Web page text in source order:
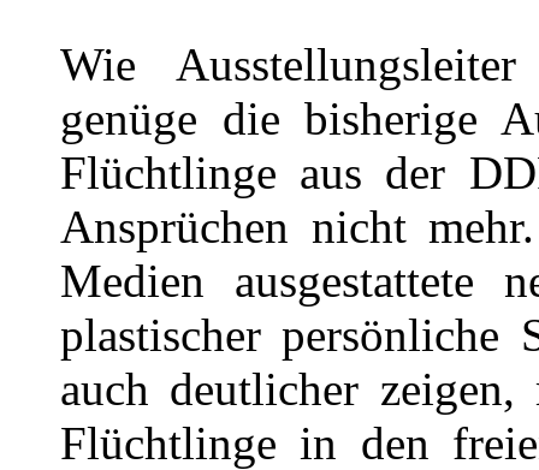
Wie
genüge die bisherige
Flüchtlinge aus der
Ansprüchen nicht
Medien ausgestattete
plastischer persönliche
auch deutlicher
Flüchtlinge in den